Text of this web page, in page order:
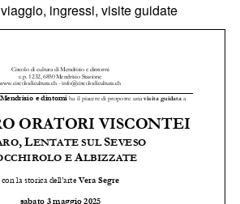
viaggio, ingressi, visite guidate